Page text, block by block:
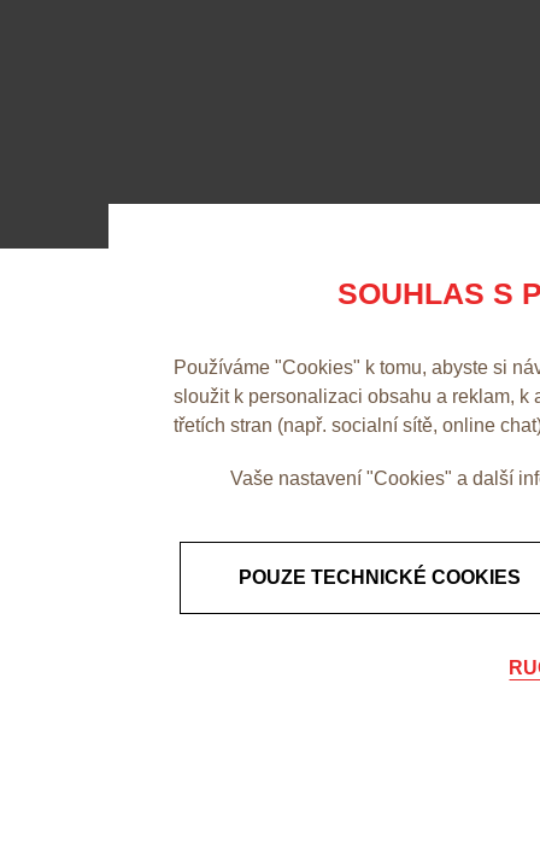
SOUHLAS S
Používáme "Cookies" k tomu, abyste si
sloužit k personalizaci obsahu a reklam,
třetích stran (např. socialní sítě, online
Vaše nastavení "Cookies" a další
POUZE TECHNICKÉ COOKIES